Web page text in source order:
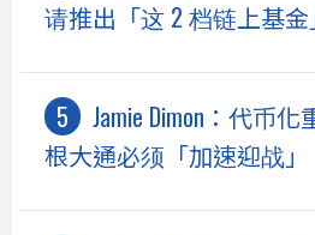
请推出「这 2 档链上基金
Jamie Dimon：代币
根大通必须「加速迎战」